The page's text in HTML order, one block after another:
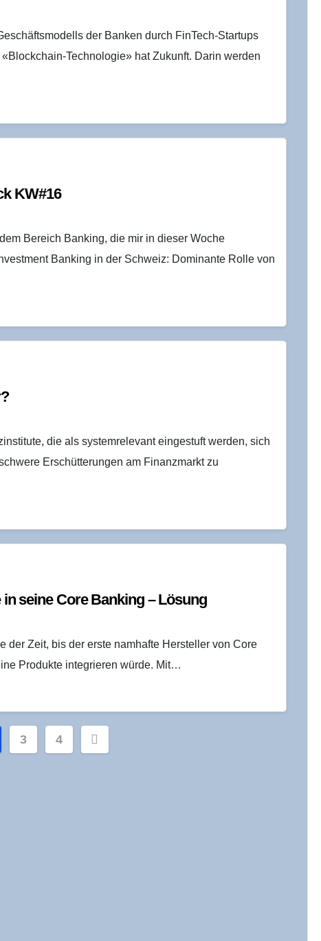
der Banken durch FinTech-Startups
Technologie» hat Zukunft. Darin werden
KW#16
Bereich Banking, die mir in dieser Woche
Banking in der Schweiz: Dominante Rolle von
die als systemrelevant eingestuft werden, sich
Erschütterungen am Finanzmarkt zu
sei­ne Core Ban­king – Lösung
der Zeit, bis der erste namhafte Hersteller von Core
Produkte integrieren würde. Mit…
3 4